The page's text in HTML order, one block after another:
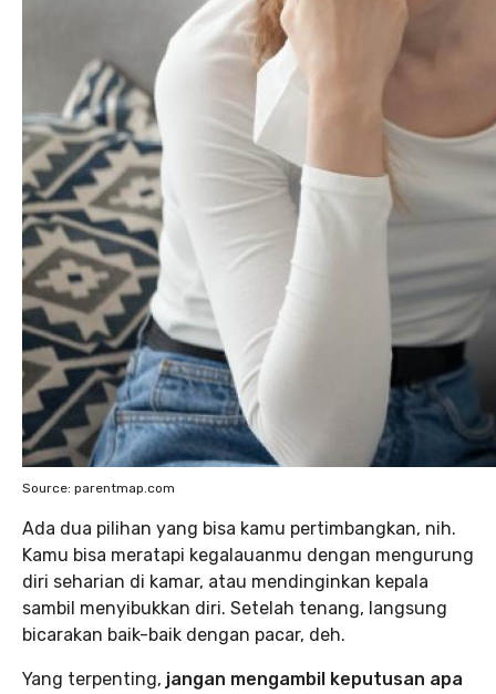
Source: parentmap.com
Ada dua pilihan yang bisa kamu pertimbangkan, nih.
Kamu bisa meratapi kegalauanmu dengan mengurung
diri seharian di kamar, atau mendinginkan kepala
sambil menyibukkan diri. Setelah tenang, langsung
bicarakan baik-baik dengan pacar, deh.
Yang terpenting, jangan mengambil keputusan apa